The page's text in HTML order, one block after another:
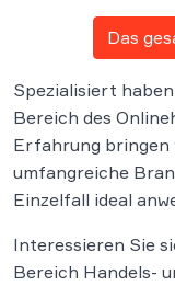
Das
Spezialisiert
Bereich des
Erfahrung bringen
umfangreiche
Einzelfall ideal
Interessieren Sie
Bereich Handels-